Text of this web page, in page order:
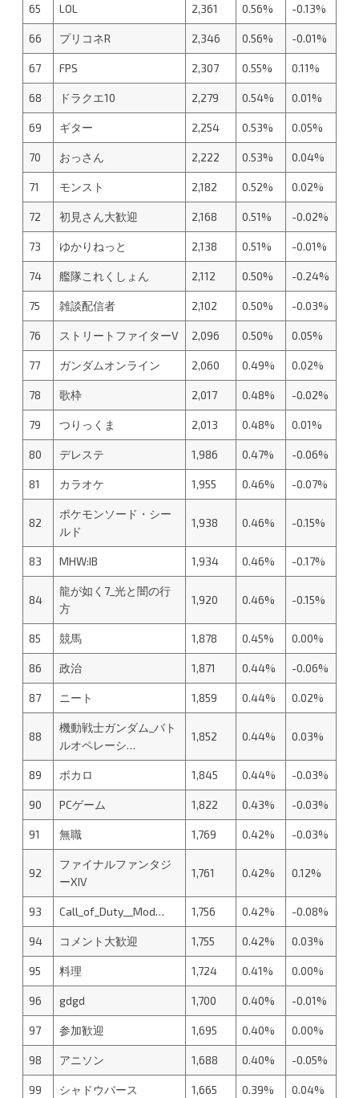
65 LOL 2,361 0.56% -0.13%
66 プリコネR 2,346 0.56% -0.01%
67 FPS 2,307 0.55% 0.11%
68 ドラクエ10 2,279 0.54% 0.01%
69 ギター 2,254 0.53% 0.05%
70 おっさん 2,222 0.53% 0.04%
71 モンスト 2,182 0.52% 0.02%
72 初見さん大歓迎 2,168 0.51% -0.02%
73 ゆかりねっと 2,138 0.51% -0.01%
74 艦隊これくしょん 2,112 0.50% -0.24%
75 雑談配信者 2,102 0.50% -0.03%
76 ストリートファイターV 2,096 0.50% 0.05%
77 ガンダムオンライン 2,060 0.49% 0.02%
78 歌枠 2,017 0.48% -0.02%
79 つりっくま 2,013 0.48% 0.01%
80 デレステ 1,986 0.47% -0.06%
81 カラオケ 1,955 0.46% -0.07%
82
ポケモンソード・シー
ルド
1,938 0.46% -0.15%
83 MHW:IB 1,934 0.46% -0.17%
84
龍が如く7_光と闇の行
方
1,920 0.46% -0.15%
85 競馬 1,878 0.45% 0.00%
86 政治 1,871 0.44% -0.06%
87 ニート 1,859 0.44% 0.02%
88
機動戦士ガンダム_バト
ルオペレーシ…
1,852 0.44% 0.03%
89 ボカロ 1,845 0.44% -0.03%
90 PCゲーム 1,822 0.43% -0.03%
91 無職 1,769 0.42% -0.03%
92
ファイナルファンタジ
ーXIV
1,761 0.42% 0.12%
93 Call_of_Duty__Mod… 1,756 0.42% -0.08%
94 コメント大歓迎 1,755 0.42% 0.03%
95 料理 1,724 0.41% 0.00%
96 gdgd 1,700 0.40% -0.01%
97 参加歓迎 1,695 0.40% 0.00%
98 アニソン 1,688 0.40% -0.05%
99 シャドウバース 1,665 0.39% 0.04%